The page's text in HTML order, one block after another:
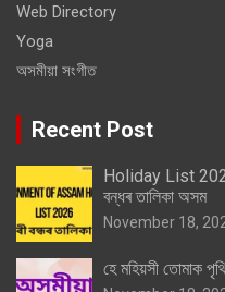
Web Directory
Yoga
অসমীয়া সংগীত
Recent Post
Holiday List
বন্ধৰ তালিকা অসম
November 18,
হে মহিয়সী তোমাক